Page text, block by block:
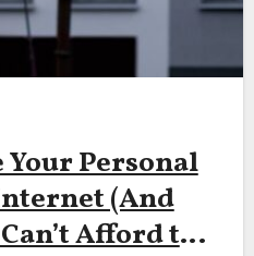
Your Personal
(And
Afford to